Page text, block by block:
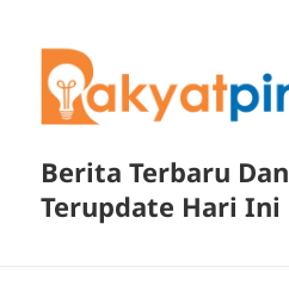
Berita Terbaru Dan
Terupdate Hari Ini